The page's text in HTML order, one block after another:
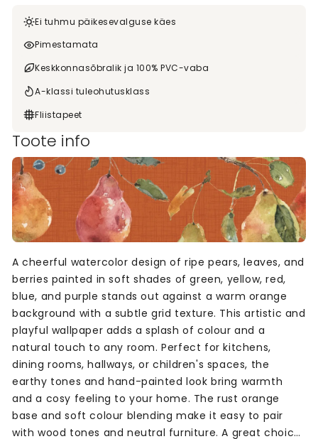
Ei tuhmu päikesevalguse käes
Pimestamata
Keskkonnasõbralik ja 100% PVC-vaba
A-klassi tuleohutusklass
Fliistapeet
Toote info
A cheerful watercolor design of ripe pears, leaves, and
berries painted in soft shades of green, yellow, red,
blue, and purple stands out against a warm orange
background with a subtle grid texture. This artistic and
playful wallpaper adds a splash of colour and a
natural touch to any room. Perfect for kitchens,
dining rooms, hallways, or children's spaces, the
earthy tones and hand-painted look bring warmth
and a cosy feeling to your home. The rust orange
base and soft colour blending make it easy to pair
with wood tones and neutral furniture. A great choice